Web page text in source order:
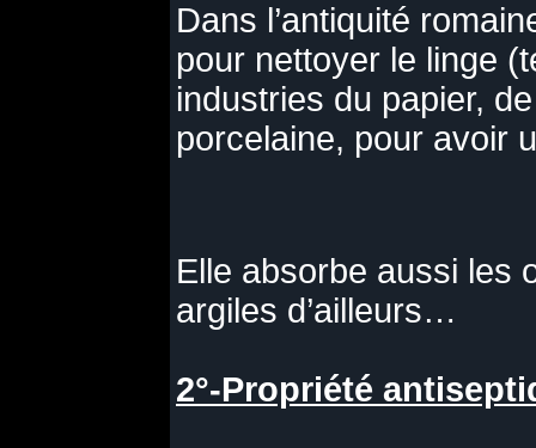
Dans l’antiquité
pour nettoyer le linge
industries du papier,
porcelaine, pour avoir
Elle absorbe aussi les
argiles d’ailleurs…
2°-Propriété